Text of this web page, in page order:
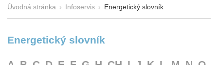
Úvodná stránka › Infoservis › Energetický slovník
Energetický slovník